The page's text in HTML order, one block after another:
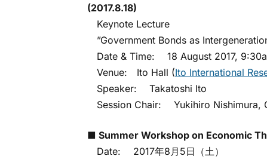
(2017.8.18)
Keynote Lecture
”Government Bonds as
Date & Time: 18 August 2017,
Venue: Ito Hall (Ito International
Speaker: Takatoshi Ito
Session Chair: Yukihiro Nishimura,
■ Summer Workshop on Economic
Date: 2017年8月5日（土）